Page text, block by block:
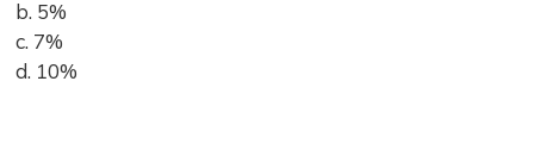
b. 5%
c. 7%
d. 10%